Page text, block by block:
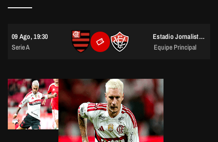
09 Ago, 19:30
Serie A
Estadio Jornalista Mário Filho (Maracanã)
Equipe Principal